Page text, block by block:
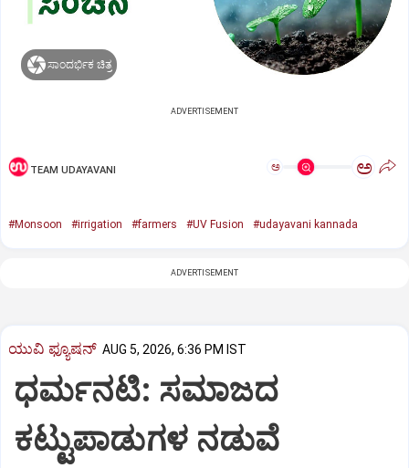
ಸಾಂದರ್ಭಿಕ ಚಿತ್ರ
ADVERTISEMENT
TEAM UDAYAVANI ಅ ಅ
#Monsoon #irrigation #farmers #UV Fusion #udayavani kannada
ADVERTISEMENT
ಯುವಿ ಫ್ಯೂಷನ್ AUG 5, 2026, 6:36 PM IST
ಧರ್ಮನಟಿ: ಸಮಾಜದ
ಕಟ್ಟುಪಾಡುಗಳ ನಡುವೆ